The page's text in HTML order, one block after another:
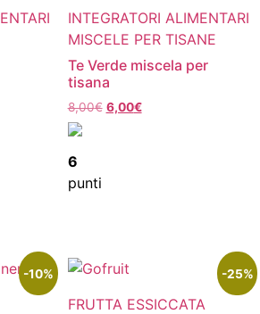
INTEGRATORI ALIMENTARI
MISCELE PER TISANE
Te Verde miscela per
tisana
8,00€ 6,00€
6
punti
-10% -25%
FRUTTA ESSICCATA